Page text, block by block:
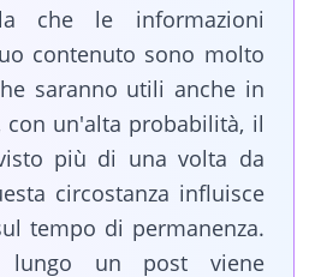
che le informazioni
contenuto sono molto
saranno utili anche in
con un'alta probabilità, il
più di una volta da
circostanza influisce
tempo di permanenza.
un post viene